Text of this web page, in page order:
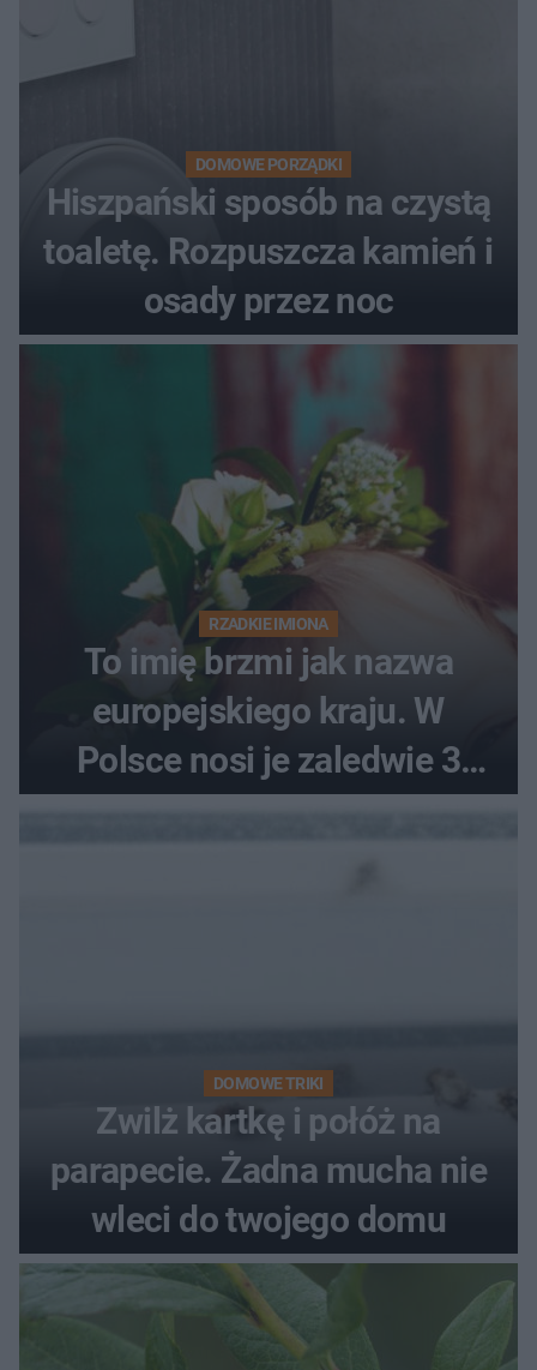
DOMOWE PORZĄDKI
Hiszpański sposób na czystą
toaletę. Rozpuszcza kamień i
osady przez noc
RZADKIE IMIONA
To imię brzmi jak nazwa
europejskiego kraju. W
Polsce nosi je zaledwie 3
kobiety
DOMOWE TRIKI
Zwilż kartkę i połóż na
parapecie. Żadna mucha nie
wleci do twojego domu